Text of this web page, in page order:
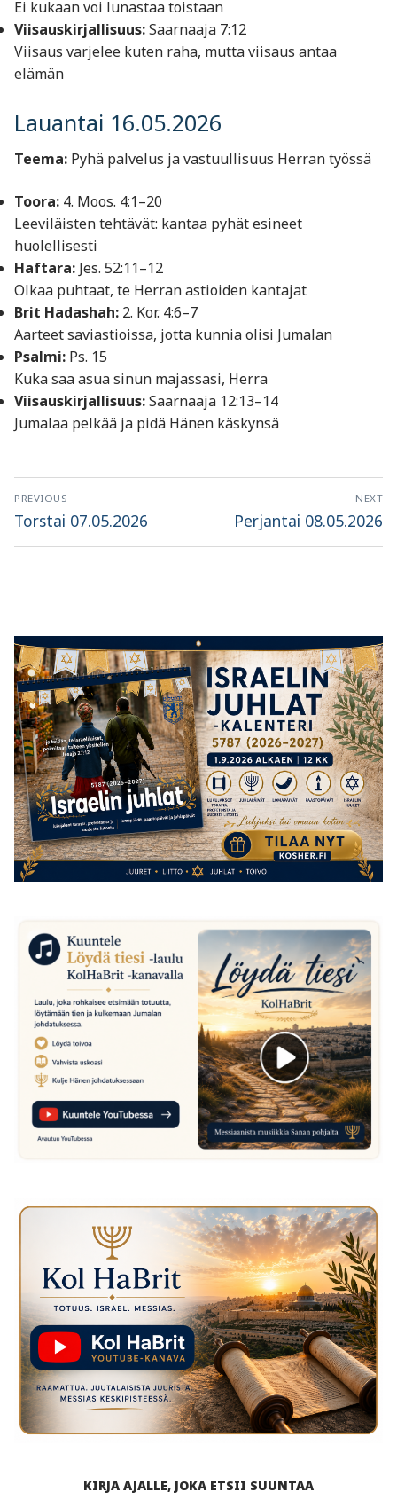
Ei kukaan voi lunastaa toistaan
Viisauskirjallisuus:Saarnaaja 7:12
Viisaus varjelee kuten raha, mutta viisaus antaa
elämän
Lauantai 16.05.2026
Teema: Pyhä palvelus ja vastuullisuus Herran työssä
Toora: 4. Moos. 4:1–20
Leeviläisten tehtävät: kantaa pyhät esineet
huolellisesti
Haftara: Jes. 52:11–12
Olkaa puhtaat, te Herran astioiden kantajat
Brit Hadashah: 2. Kor. 4:6–7
Aarteet saviastioissa, jotta kunnia olisi Jumalan
Psalmi: Ps. 15
Kuka saa asua sinun majassasi, Herra
Viisauskirjallisuus:Saarnaaja 12:13–14
Jumalaa pelkää ja pidä Hänen käskynsä
Artikkelien
selaus
PREVIOUS
Previous
Torstai 07.05.2026
NEXT
Next
Perjantai 08.05.2026
KIRJA AJALLE, JOKA ETSII SUUNTAA